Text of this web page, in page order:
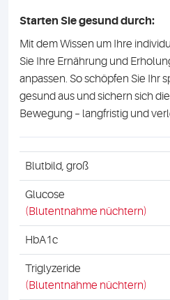
Starten Sie gesund durch:
Mit dem Wissen um Ihre
Sie Ihre Ernährung und
anpassen. So schöpfen Sie Ihr
gesund aus und sichern sich
Bewegung – langfristig und
Blutbild, groß
Glucose
(Blutentnahme nüchtern)
HbA1c
Triglyzeride
(Blutentnahme nüchtern)